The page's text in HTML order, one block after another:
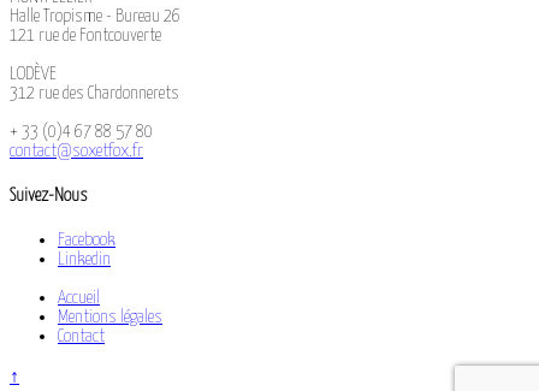
Halle Tropisme - Bureau 26
121 rue de Fontcouverte
LODÈVE
312 rue des Chardonnerets
+ 33 (0)4 67 88 57 80
contact@soxetfox.fr
Suivez-Nous
Facebook
Linkedin
Accueil
Mentions légales
Contact
↑